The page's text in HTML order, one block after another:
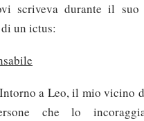
scriveva durante il suo
un ictus:
a Leo, il mio vicino
che lo